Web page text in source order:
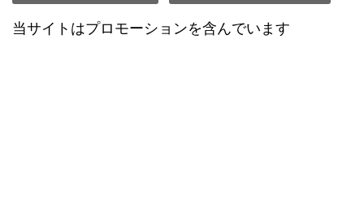
当サイトはプロモーションを含んでいます